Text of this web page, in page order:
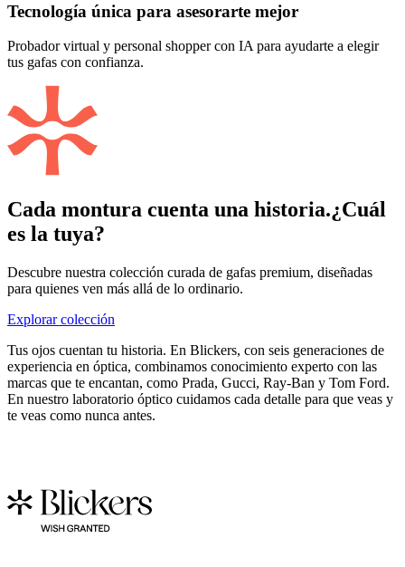
Tecnología única para asesorarte mejor
Probador virtual y personal shopper con IA para ayudarte a elegir
tus gafas con confianza.
Cada montura cuenta una historia.¿Cuál
es la tuya?
Descubre nuestra colección curada de gafas premium, diseñadas
para quienes ven más allá de lo ordinario.
Explorar colección
Tus ojos cuentan tu historia. En Blickers, con seis generaciones de
experiencia en óptica, combinamos conocimiento experto con las
marcas que te encantan, como Prada, Gucci, Ray-Ban y Tom Ford.
En nuestro laboratorio óptico cuidamos cada detalle para que veas y
te veas como nunca antes.